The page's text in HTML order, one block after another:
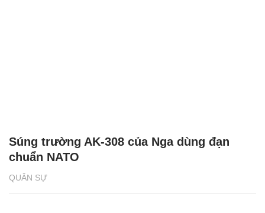
QUÂN SỰ
Súng trường AK-308 của Nga dùng đạn
chuẩn NATO